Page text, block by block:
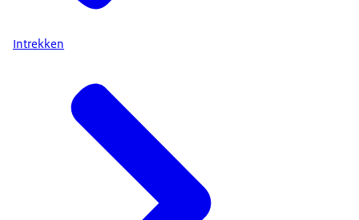
Intrekken